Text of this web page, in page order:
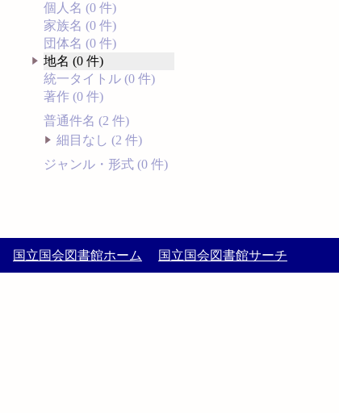
個人名 (0 件)
家族名 (0 件)
団体名 (0 件)
地名 (0 件)
統一タイトル (0 件)
著作 (0 件)
普通件名 (2 件)
細目なし (2 件)
ジャンル・形式 (0 件)
国立国会図書館ホーム 国立国会図書館サーチ